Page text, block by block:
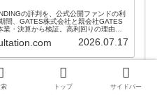
の評判を、公式公開ファンドの利
間、GATES株式会社と親会社GATES
業・決算から検証。高利回りの理由、
に公式条件と本文の注意点を確認した
2026.07.17
トップ サイドバー